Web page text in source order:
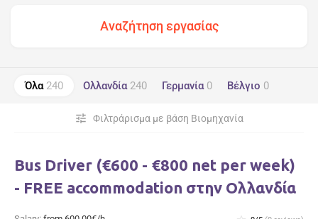
Όλα240 Ολλανδία240 Γερμανία0 Βέλγιο 0
Φιλτράρισμα με βάση Βιομηχανία
tune
Bus Driver (€600 - €800 net per week)
- FREE accommodation στην Ολλανδία